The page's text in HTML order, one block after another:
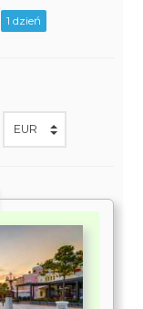
1 dzień